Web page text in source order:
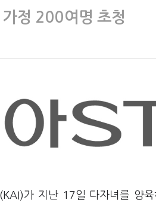
정 200여명 초청
가 지난 17일 다자녀를 양